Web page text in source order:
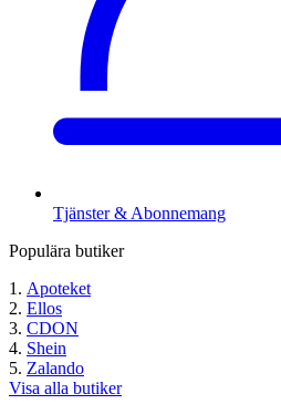
Tjänster & Abonnemang
Populära butiker
Apoteket
Ellos
CDON
Shein
Zalando
Visa alla butiker